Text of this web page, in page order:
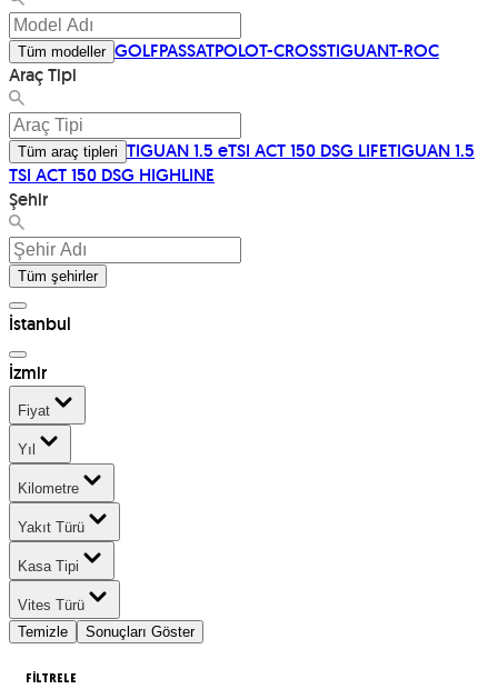
Tüm modeller GOLFPASSATPOLOT-CROSSTIGUANT-ROC
Araç Tipi
Tüm araç tipleri TIGUAN 1.5 eTSI ACT 150 DSG LIFETIGUAN 1.5
TSI ACT 150 DSG HIGHLINE
Şehir
Tüm şehirler
İstanbul
İzmir
Fiyat
Yıl
Kilometre
Yakıt Türü
Kasa Tipi
Vites Türü
Temizle
Sonuçları Göster
FİLTRELE